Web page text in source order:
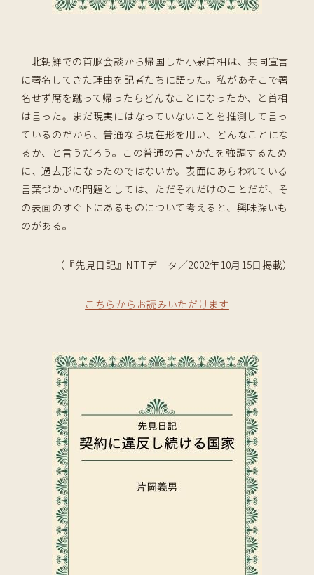
北朝鮮での首脳会談から帰国した小泉首相は、共同宣言
に署名してきた理由を記者たちに語った。私があそこで署
名せず席を蹴って帰ったらどんなことになったか、と首相
は言った。まだ現実にはなっていないことを推測して言っ
ているのだから、普通なら現在形を用い、どんなことにな
るか、と言うだろう。この普通の言いかたを強調するため
に、過去形になったのではないか。表面にあらわれている
言葉づかいの問題としては、ただそれだけのことだが、そ
の表面のすぐ下にあるものについて考えると、興味深いも
のがある。
（『先見日記』NTTデータ／2002年10月15日掲載）
こちらからお読みいただけます